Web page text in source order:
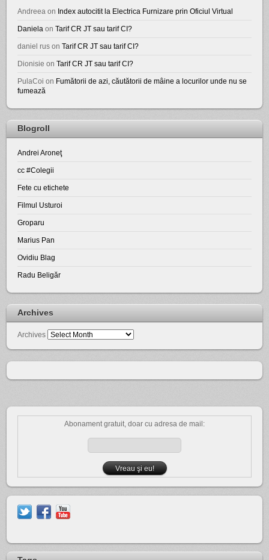
Andreea on Index autocitit la Electrica Furnizare prin Oficiul Virtual
Daniela onTarif CR JT sau tarif CI?
daniel rus onTarif CR JT sau tarif CI?
Dionisie onTarif CR JT sau tarif CI?
PulaCoi on Fumătorii de azi, căutătorii de mâine a locurilor unde nu se
fumează
Blogroll
Andrei Aroneţ
cc #Colegii
Fete cu etichete
Filmul Usturoi
Groparu
Marius Pan
Ovidiu Blag
Radu Beligăr
Archives
Archives
Abonament gratuit, doar cu adresa de mail: